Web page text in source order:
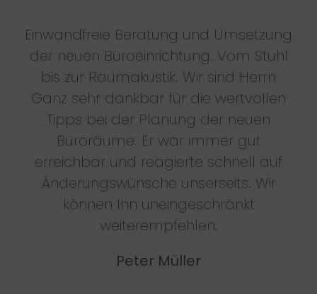
Einwandfreie Beratung und Umsetzung
der neuen Büroeinrichtung. Vom Stuhl
bis zur Raumakustik. Wir sind Herrn
Ganz sehr dankbar für die wertvollen
Tipps bei der Planung der neuen
Büroräume. Er war immer gut
erreichbar und reagierte schnell auf
Änderungswünsche unserseits. Wir
können Ihn uneingeschränkt
weiterempfehlen.
Peter Müller